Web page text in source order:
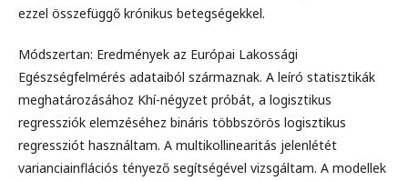
ezzel összefüggő krónikus betegségekkel.
Módszertan: Eredmények az Európai Lakossági
Egészségfelmérés adataiból származnak. A leíró statisztikák
meghatározásához Khí-négyzet próbát, a logisztikus
regressziók elemzéséhez bináris többszörös logisztikus
regressziót használtam. A multikollinearitás jelenlétét
varianciainflációs tényező segítségével vizsgáltam. A modellek